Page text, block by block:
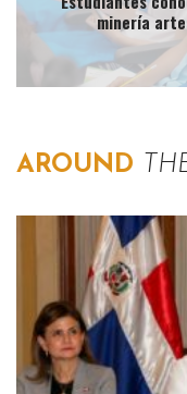
minería
AROUND